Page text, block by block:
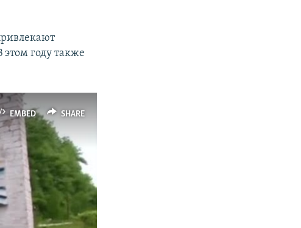
году также
EMBED SHARE